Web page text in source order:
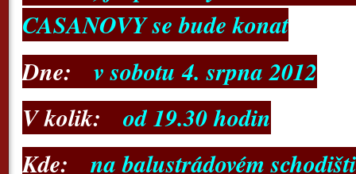
CASANOVY se bude konat
Dne:
v sobotu 4. srpna 2012
V kolik:
od19.30 hodin
Kde: na balustrádovém